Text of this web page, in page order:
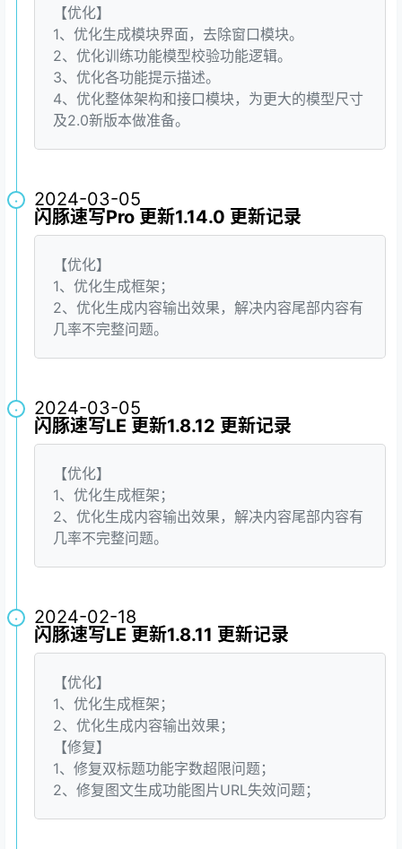
【优化】
1、优化生成模块界面，去除窗口模块。
2、优化训练功能模型校验功能逻辑。
3、优化各功能提示描述。
4、优化整体架构和接口模块，为更大的模型尺寸
及2.0新版本做准备。
2024-03-05
·
闪豚速写Pro 更新1.14.0 更新记录
【优化】
1、优化生成框架；
2、优化生成内容输出效果，解决内容尾部内容有
几率不完整问题。
2024-03-05
·
闪豚速写LE 更新1.8.12 更新记录
【优化】
1、优化生成框架；
2、优化生成内容输出效果，解决内容尾部内容有
几率不完整问题。
2024-02-18
·
闪豚速写LE 更新1.8.11 更新记录
【优化】
1、优化生成框架；
2、优化生成内容输出效果；
【修复】
1、修复双标题功能字数超限问题；
2、修复图文生成功能图片URL失效问题；